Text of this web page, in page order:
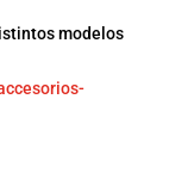
modelos